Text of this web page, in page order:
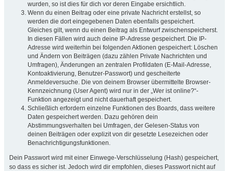
wurden, so ist dies für dich vor deren Eingabe ersichtlich.
Wenn du einen Beitrag oder eine private Nachricht erstellst, so
werden die dort eingegebenen Daten ebenfalls gespeichert.
Gleiches gilt, wenn du einen Beitrag als Entwurf zwischenspeicherst.
In diesen Fällen wird auch deine IP-Adresse gespeichert. Die IP-
Adresse wird weiterhin bei folgenden Aktionen gespeichert: Löschen
und Ändern von Beiträgen (dazu zählen Private Nachrichten und
Umfragen), Änderungen an zentralen Profildaten (E-Mail-Adresse,
Kontoaktivierung, Benutzer-Passwort) und gescheiterte
Anmeldeversuche. Die von deinem Browser übermittelte Browser-
Kennzeichnung (User Agent) wird nur in der „Wer ist online?“-
Funktion angezeigt und nicht dauerhaft gespeichert.
Schließlich erfordern einzelne Funktionen des Boards, dass weitere
Daten gespeichert werden. Dazu gehören dein
Abstimmungsverhalten bei Umfragen, der Gelesen-Status von
deinen Beiträgen oder explizit von dir gesetzte Lesezeichen oder
Benachrichtigungsfunktionen.
Dein Passwort wird mit einer Einwege-Verschlüsselung (Hash) gespeichert,
so dass es sicher ist. Jedoch wird dir empfohlen, dieses Passwort nicht auf